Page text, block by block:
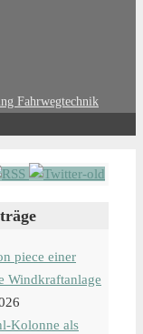
Fahrwegtechnik
piece einer
Windkraftanlage
Kolonne als